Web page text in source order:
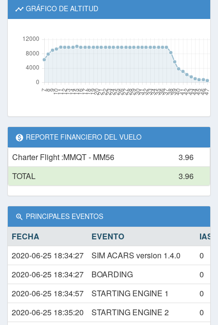
GRÁFICO DE ALTITUD
REPORTE FINANCIERO DEL VUELO
Charter Flight :MMQT - MM56
3.96
TOTAL
3.96
PRINCIPALES EVENTOS
FECHA EVENTO
IAS
2020-06-25 18:34:27
SIM ACARS version 1.4.0
0
2020-06-25 18:34:27
BOARDING
0
2020-06-25 18:34:57
STARTING ENGINE 1
0
2020-06-25 18:35:20
STARTING ENGINE 2
0